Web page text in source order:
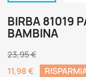
BIRBA 81019
BAMBINA
23,95 €
11,98 €